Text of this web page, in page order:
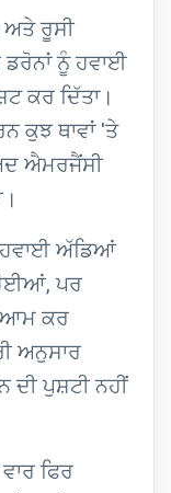
ਅਤੇ ਰੂਸੀ
ਨੂੰ ਹਵਾਈ
ਕਰ ਦਿੱਤਾ।
ਕੁਝ ਥਾਵਾਂ 'ਤੇ
ਐਮਰਜੈਂਸੀ
ਅੱਡਿਆਂ
ਪਰ
ਆਮ ਕਰ
ਅਨੁਸਾਰ
ਦੀ ਪੁਸ਼ਟੀ ਨਹੀਂ
ਫਿਰ